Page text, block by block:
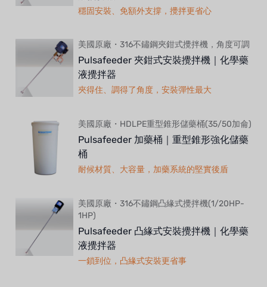
穩固安裝、免額外支撐，攪拌更省心
美國原廠・316不鏽鋼夾鉗式攪拌機，角度可調
Pulsafeeder 夾鉗式安裝攪拌機｜化學藥
液攪拌器
夾得住、調得了角度，安裝彈性最大
美國原廠・HDLPE重型錐形儲藥桶(35/50加侖)
Pulsafeeder 加藥桶｜重型錐形強化儲藥
桶
耐候材質、大容量，加藥系統的堅實後盾
美國原廠・316不鏽鋼凸緣式攪拌機(1/20HP-
1HP)
Pulsafeeder 凸緣式安裝攪拌機｜化學藥
液攪拌器
一鎖到位，凸緣式安裝更省事